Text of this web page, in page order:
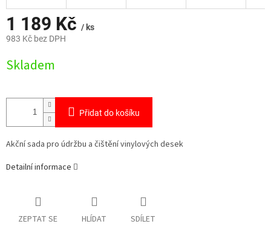
1 189 Kč / ks
983 Kč bez DPH
cena:
Skladem
Přidat do košíku
Akční sada pro údržbu a čištění vinylových desek
Detailní informace
ZEPTAT SE HLÍDAT SDÍLET